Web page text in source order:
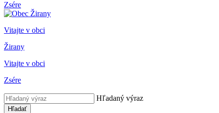
Zsére
Vitajte v obci
Žirany
Vitajte v obci
Zsére
Hľadaný výraz
Hľadať